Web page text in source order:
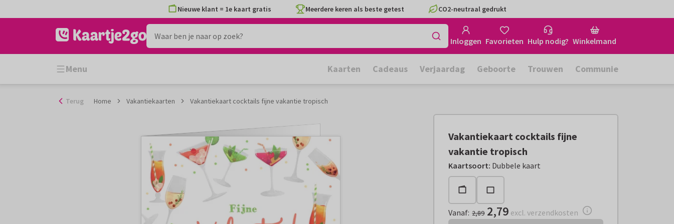
naar
Nieuwe klant = 1e kaart gratis Meerdere keren als beste getest CO2-neutraal gedrukt
Inloggen Favorieten Hulp nodig? Winkelmand
Menu Kaarten Cadeaus Verjaardag Geboorte Trouwen Communie
Terug Home Vakantiekaarten Vakantiekaart cocktails fijne vakantie tropisch
Vakantiekaart cocktails fijne
vakantie tropisch
Kaartsoort: Dubbele kaart
Vanaf:€ 2,79 excl. verzendkosten
Vanaf: 2,89 2,79 excl. verzendkosten